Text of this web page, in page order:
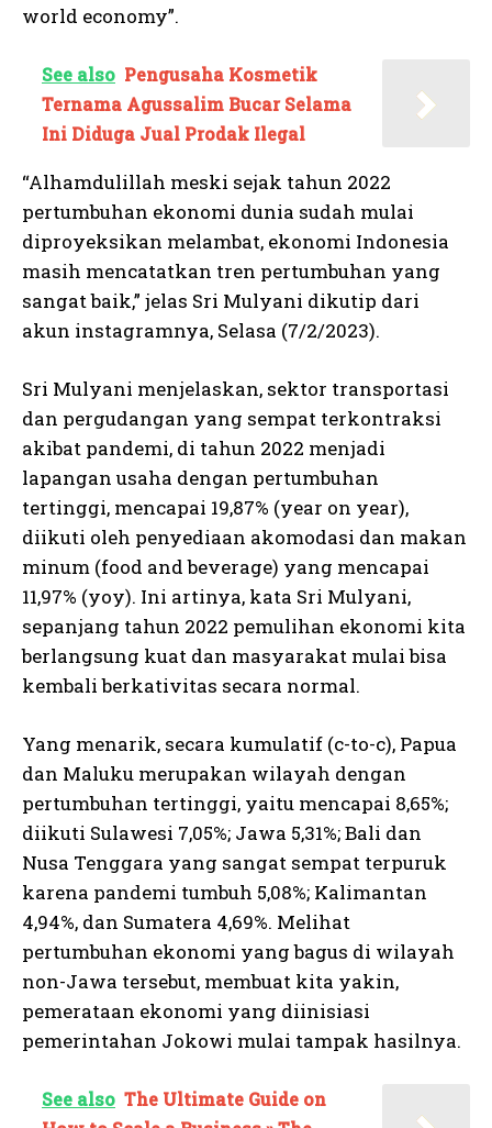
world economy”.
See also Pengusaha Kosmetik
Ternama Agussalim Bucar Selama
Ini Diduga Jual Prodak Ilegal
“Alhamdulillah meski sejak tahun 2022
pertumbuhan ekonomi dunia sudah mulai
diproyeksikan melambat, ekonomi Indonesia
masih mencatatkan tren pertumbuhan yang
sangat baik,” jelas Sri Mulyani dikutip dari
akun instagramnya, Selasa (7/2/2023).
Sri Mulyani menjelaskan, sektor transportasi
dan pergudangan yang sempat terkontraksi
akibat pandemi, di tahun 2022 menjadi
lapangan usaha dengan pertumbuhan
tertinggi, mencapai 19,87% (year on year),
diikuti oleh penyediaan akomodasi dan makan
minum (food and beverage) yang mencapai
11,97% (yoy). Ini artinya, kata Sri Mulyani,
sepanjang tahun 2022 pemulihan ekonomi kita
berlangsung kuat dan masyarakat mulai bisa
kembali berkativitas secara normal.
Yang menarik, secara kumulatif (c-to-c), Papua
dan Maluku merupakan wilayah dengan
pertumbuhan tertinggi, yaitu mencapai 8,65%;
diikuti Sulawesi 7,05%; Jawa 5,31%; Bali dan
Nusa Tenggara yang sangat sempat terpuruk
karena pandemi tumbuh 5,08%; Kalimantan
4,94%, dan Sumatera 4,69%. Melihat
pertumbuhan ekonomi yang bagus di wilayah
non-Jawa tersebut, membuat kita yakin,
pemerataan ekonomi yang diinisiasi
pemerintahan Jokowi mulai tampak hasilnya.
See also The Ultimate Guide on